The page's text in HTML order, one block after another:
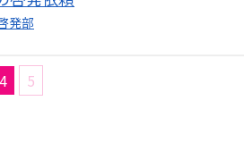
発部
4 5